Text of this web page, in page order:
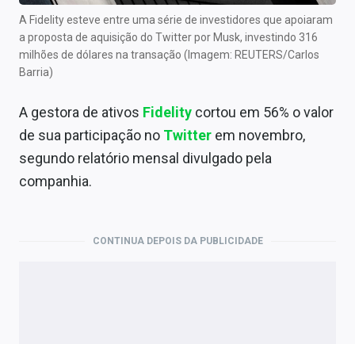
Central dos IPOs
Renda Fixa
Finanças Pessoais
Mercados
Empresas
A Fidelity esteve entre uma série de investidores que apoiaram
a proposta de aquisição do Twitter por Musk, investindo 316
milhões de dólares na transação (Imagem: REUTERS/Carlos
Barria)
A gestora de ativos Fidelity cortou em 56% o valor
de sua participação no Twitter em novembro,
segundo relatório mensal divulgado pela
companhia.
CONTINUA DEPOIS DA PUBLICIDADE